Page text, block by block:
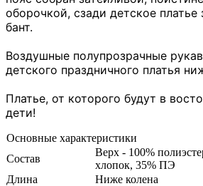
оборочкой, сзади детское платье
бант.
Воздушные полупрозрачные
детского праздничного платья
Платье, от которого будут в
дети!
Основные характеристики
Состав
Верх - 100%
хлопок, 35% ПЭ
Длина
Ниже колена